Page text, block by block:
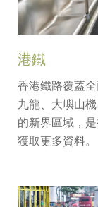
港鐵
香港鐵路覆蓋
九龍、大嶼山
的新界區域，
獲取更多資料。